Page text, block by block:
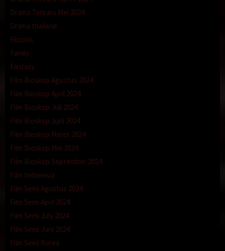
Drama Terbaru Mei 2024
Drama thailand
Eksotis
Family
Fantasy
Film Bioskop Agustus 2024
Film Bioskop April 2024
Film Bioskop Juli 2024
Film Bioskop Juni 2024
Film Bioskop Maret 2024
Film Bioskop Mei 2024
Film Bioskop September 2024
Film Indonesia
Film Semi Agustus 2024
Film Semi April 2024
Film Semi July 2024
Film Semi Juni 2024
Film Semi Korea